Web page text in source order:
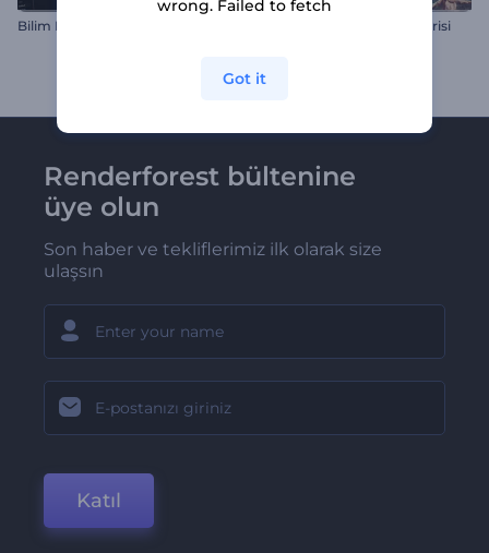
Bilim Kurgu HUD Slayt Gösterisi Minimalist Foto Slayt Gösterisi
Renderforest bültenine
üye olun
Son haber ve tekliflerimiz ilk olarak size
ulaşsın
Katıl
wrong. Failed to fetch
Got it